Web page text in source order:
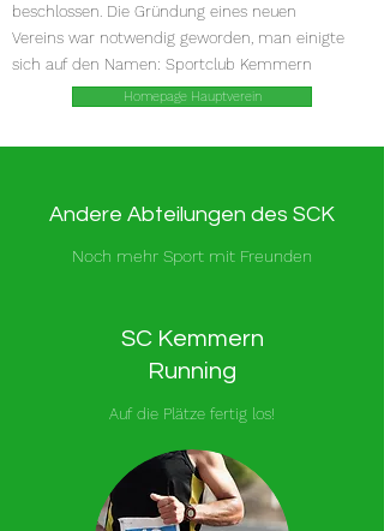
beschlossen. Die Gründung eines neuen
Vereins war notwendig geworden, man einigte
sich auf den Namen: Sportclub Kemmern
Homepage Hauptverein
Andere Abteilungen des SCK
Noch mehr Sport mit Freunden
SC Kemmern
Running
Auf die Plätze fertig los!